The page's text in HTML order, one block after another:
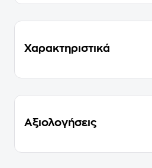
Χαρακτηριστικά
Αξιολογήσεις